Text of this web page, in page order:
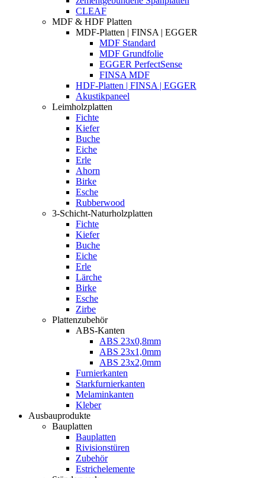
CLEAF
MDF & HDF Platten
MDF-Platten | FINSA | EGGER
MDF Standard
MDF Grundfolie
EGGER PerfectSense
FINSA MDF
HDF-Platten | FINSA | EGGER
Akustikpaneel
Leimholzplatten
Fichte
Kiefer
Buche
Eiche
Erle
Ahorn
Birke
Esche
Rubberwood
3-Schicht-Naturholzplatten
Fichte
Kiefer
Buche
Eiche
Erle
Lärche
Birke
Esche
Zirbe
Plattenzubehör
ABS-Kanten
ABS 23x0,8mm
ABS 23x1,0mm
ABS 23x2,0mm
Furnierkanten
Starkfurnierkanten
Melaminkanten
Kleber
Ausbauprodukte
Bauplatten
Bauplatten
Rivisionstüren
Zubehör
Estrichelemente